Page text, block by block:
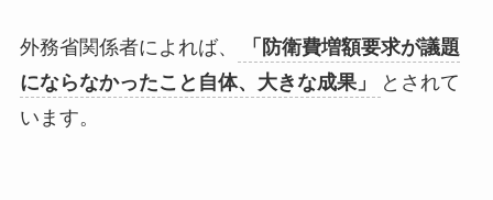
外務省関係者によれば、
「防衛費増額要求が議題
にならなかったこと自体、大きな成果」
とされて
います。